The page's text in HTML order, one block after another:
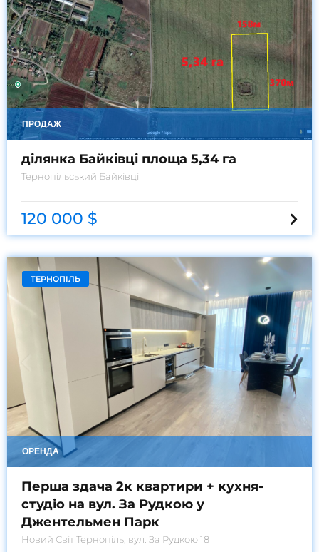
ПРОДАЖ
ділянка Байківці площа 5,34 га
Тернопільський Байківці
120 000 $
ТЕРНОПІЛЬ
ОРЕНДА
Перша здача 2к квартири + кухня-
студіо на вул. За Рудкою у
Джентельмен Парк
Новий СвітТернопіль, вул. За Рудкою 18